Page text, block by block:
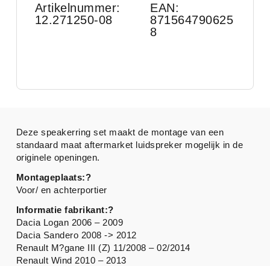
Artikelnummer:
12.271250-08
EAN:
871564790625
8
Deze speakerring set maakt de montage van een
standaard maat aftermarket luidspreker mogelijk in de
originele openingen.
Montageplaats:?
Voor/ en achterportier
Informatie fabrikant:?
Dacia Logan 2006 – 2009
Dacia Sandero 2008 -> 2012
Renault M?gane III (Z) 11/2008 – 02/2014
Renault Wind 2010 – 2013